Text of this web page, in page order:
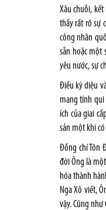
Xâu chuỗi,
thấy rất rõ sự
công nhân
sẵn hoặc một
yêu nước, sự
Điều kỳ diệu
mang tính qui
ích của giai
sản một khi
Đồng chí Tôn
đời Ông là
hóa thành
Nga Xô viết,
vậy. Cũng